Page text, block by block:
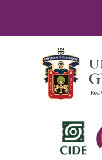
content